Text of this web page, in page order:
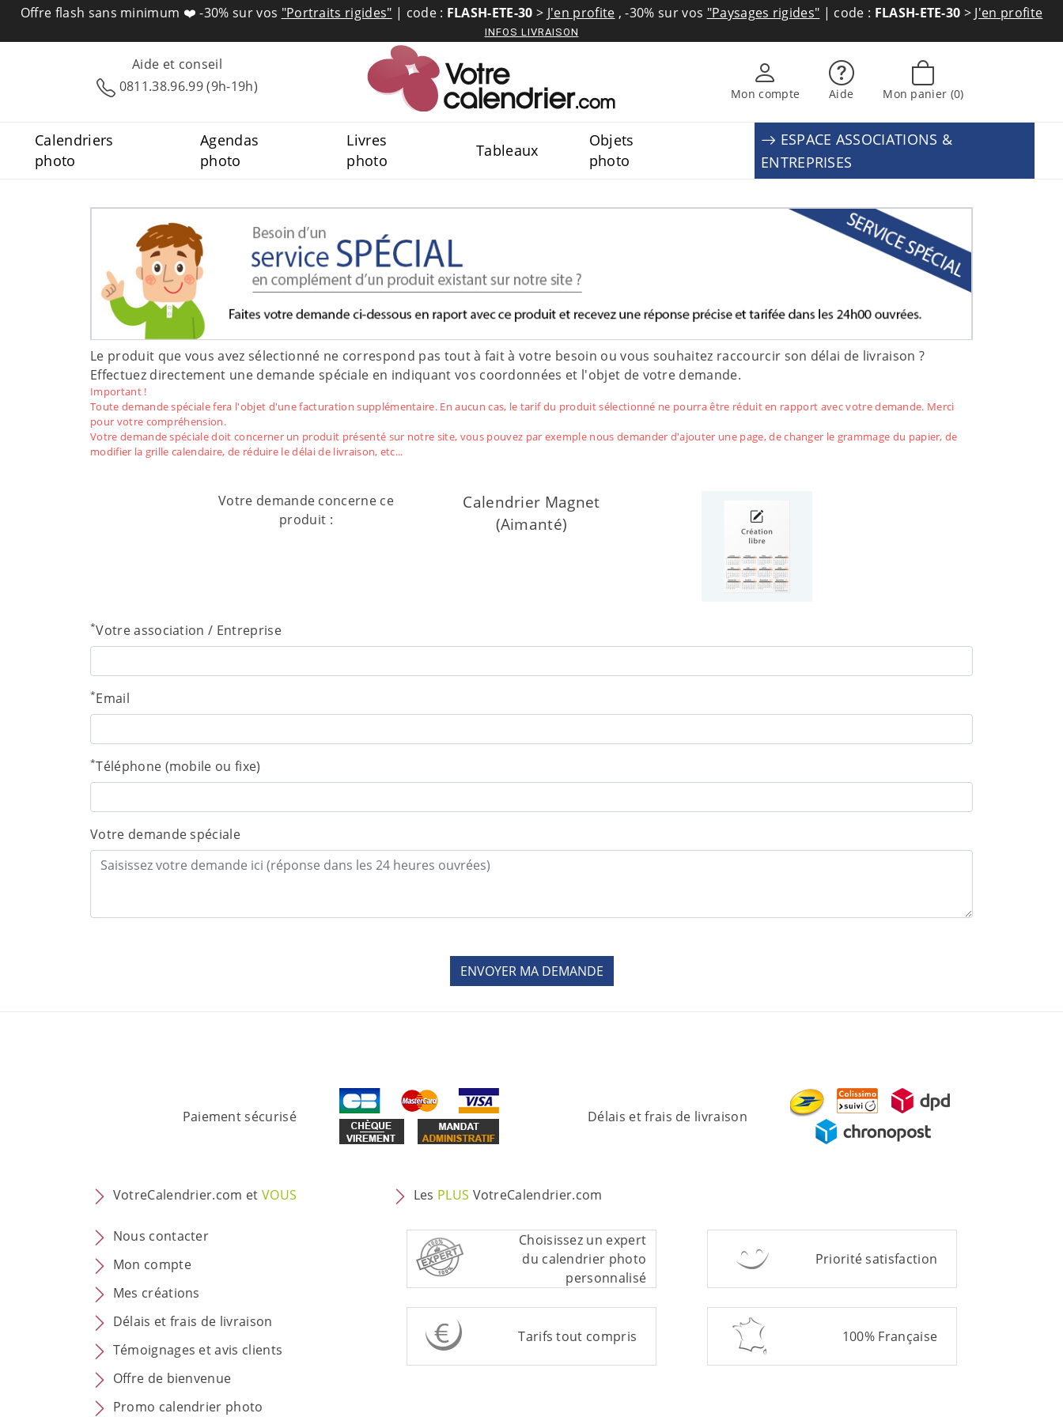
Offre flash sans minimum ❤️-30% sur vos "Portraits rigides" | code : FLASH-ETE-30 > J'en profite ,-30% sur vos "Paysages rigides" | code : FLASH-ETE-30 > J'en profite
INFOS LIVRAISON
Aide et conseil
0811.38.96.99 (9h-19h)
Mon compte Aide Mon panier (0)
Calendriers
photo
Agendas
photo
Livres
photo
Tableaux
Objets
photo
ESPACE ASSOCIATIONS &
ENTREPRISES
Le produit que vous avez sélectionné ne correspond pas tout à fait à votre besoin ou vous souhaitez raccourcir son délai de livraison ?
Effectuez directement une demande spéciale en indiquant vos coordonnées et l'objet de votre demande.
Important !
Toute demande spéciale fera l'objet d'une facturation supplémentaire. En aucun cas, le tarif du produit sélectionné ne pourra être réduit en rapport avec votre demande. Merci
pour votre compréhension.
Votre demande spéciale doit concerner un produit présenté sur notre site, vous pouvez par exemple nous demander d'ajouter une page, de changer le grammage du papier, de
modifier la grille calendaire, de réduire le délai de livraison, etc...
Votre demande concerne ce
produit :
Calendrier Magnet
(Aimanté)
*Votre association / Entreprise
*Email
*Téléphone (mobile ou fixe)
Votre demande spéciale
Paiement sécurisé Délais et frais de livraison
VotreCalendrier.com etVOUS
Nous contacter
Mon compte
Mes créations
Délais et frais de livraison
Témoignages et avis clients
Offre de bienvenue
Promo calendrier photo
Les PLUS VotreCalendrier.com
Choisissez un expert
du calendrier photo
personnalisé
Priorité satisfaction
Tarifs tout compris 100% Française